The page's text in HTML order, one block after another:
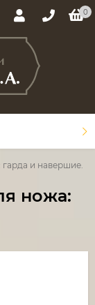
0
и навершие.
ножа: